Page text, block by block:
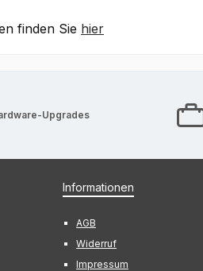
finden Sie hier
Upgrades
Informationen
AGB
Widerruf
Impressum